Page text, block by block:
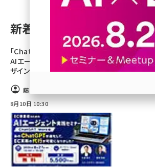
新着記事
「ChatGPT Work」を活用した、EC事業者の
AIエージェント実践方法が学べる【コマースデ
ザイン主催オンラインセミナー8/27開催】
藤田遥
8月10日 10:30 参加登録はこちら↑